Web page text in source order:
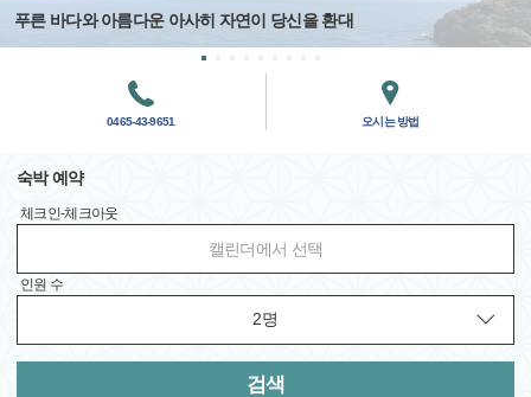
푸른 바다와 아름다운 아사히 자연이 당신을 환대
0465-43-9651 오시는 방법
숙박 예약
체크인-체크아웃
캘린더에서 선택
인원 수
검색